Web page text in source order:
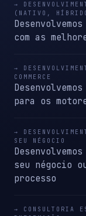
→
(NATIVO,
com as
→
COMMERCE
para os
→
SEU NÉGOCIO
seu négocio
processo
→ CONSULTORIA